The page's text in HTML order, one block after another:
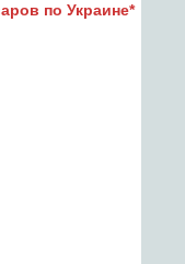
по Украине*